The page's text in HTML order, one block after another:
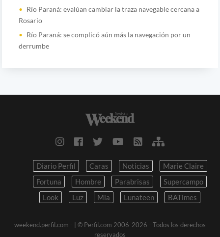
Río Paraná: evalúan cambiar la traza navegable cercana a
Rosario
Río Paraná: se complicó aún más la navegación por un
derrumbe
Diario Perfil Caras Noticias
Marie Claire
Fortuna
Hombre Parabrisas
Supercampo
Look
Luz Mia Lunateen BATimes
weekend.perfil.com -
| © Perfil.com 2006-2026 - Todos los derechos
reservados